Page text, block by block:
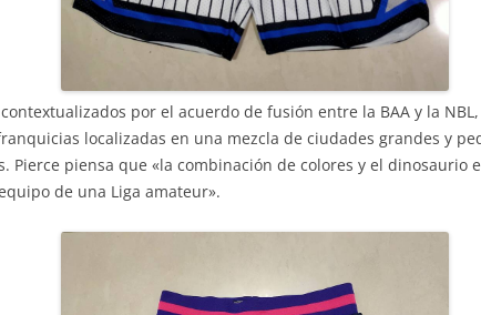
por el acuerdo de fusión entre la BAA y la
localizadas en una mezcla de ciudades grandes y
Pierce piensa que «la combinación de colores y el dinosaurio
de una Liga amateur».